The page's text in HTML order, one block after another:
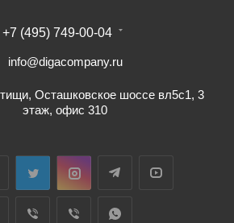
+7 (495) 749-00-04
info@digacompany.ru
Осташковское шоссе вл5с1, 3
этаж, офис 310